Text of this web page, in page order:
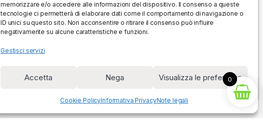
memorizzare e/o accedere alle informazioni del dispositivo. Il consenso a queste
tecnologie ci permetterà di elaborare dati come il comportamento di navigazione o
ID unici su questo sito. Non acconsentire o ritirare il consenso può influire
negativamente su alcune caratteristiche e funzioni.
Gestisci servizi
Accetta Nega Visualizza le preferenze
Cookie PolicyInformativa PrivacyNote legali
0